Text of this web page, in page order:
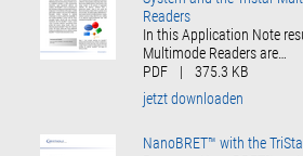
Readers
In this Application Note
Multimode Readers are…
PDF
|
375.3 KB
jetzt downloaden
NanoBRET™ with the